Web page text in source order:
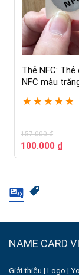
Thẻ NFC: Thẻ
NFC màu
★ ★ ★ ★ ★
157.000₫
100.000 ₫
NAME CARD
Giới thiệu | Logo |